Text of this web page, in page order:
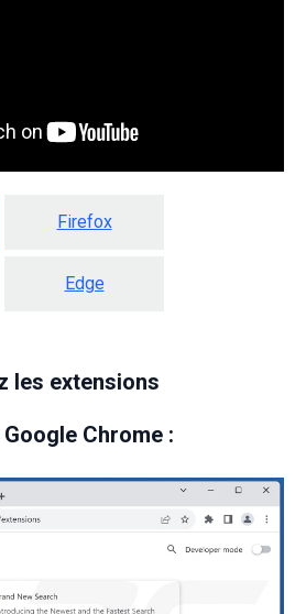
Firefox
Edge
les extensions
Chrome :